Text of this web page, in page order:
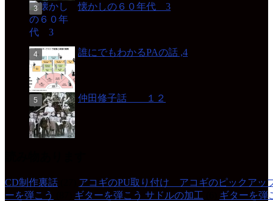
懐かしの６０年代 3
誰にでもわかるPAの話 ,4
仲田修子話 １２
CD制作裏話
アコギのPU取り付け アコギのピックアッ
ーを弾こう
ギターを弾こう サドルの加工
ギターを弾